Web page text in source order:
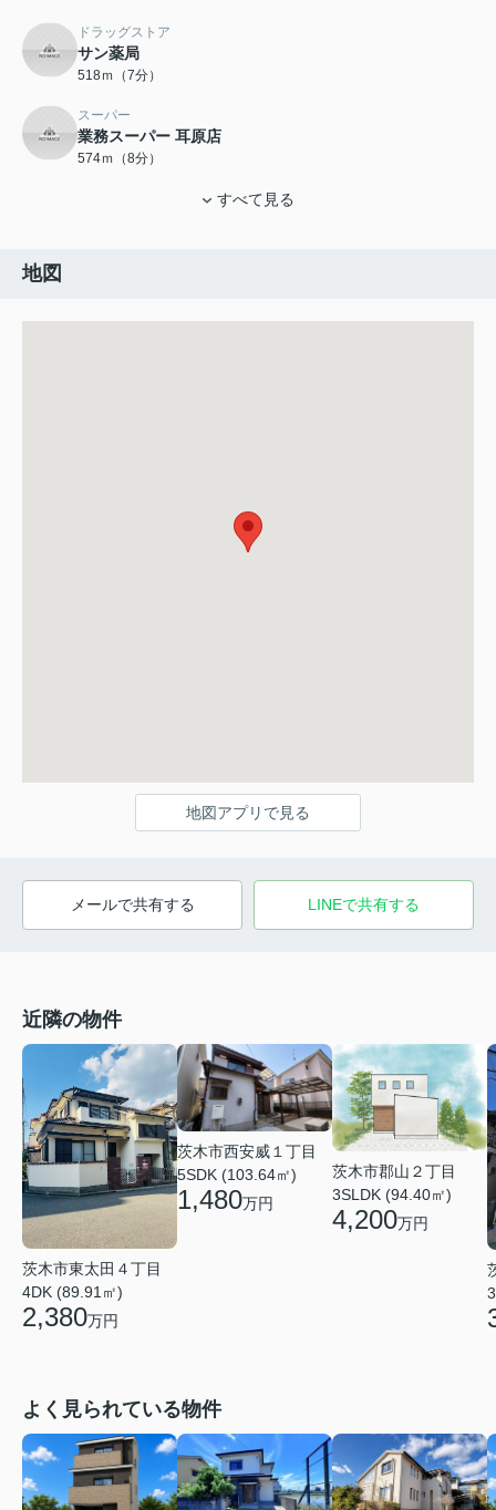
ドラッグストア
サン薬局
518ｍ（7分）
スーパー
業務スーパー 耳原店
574ｍ（8分）
すべて見る
地図
地図アプリで見る
メールで共有する LINEで共有する
近隣の物件
茨木市東太田４丁目
4DK (89.91㎡)
2,380万円
茨木市西安威１丁目
5SDK (103.64㎡)
1,480万円
茨木市郡山２丁目
3SLDK (94.40㎡)
4,200万円
よく見られている物件